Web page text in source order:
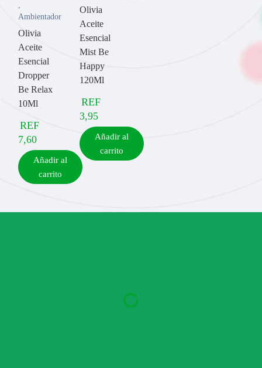
,
Ambientadores
Olivia
Aceite
Esencial
Dropper
Be Relax
10Ml
REF
7,60
Añadir al
carrito
Olivia
Aceite
Esencial
Mist Be
Happy
120Ml
REF
3,95
Añadir al
carrito